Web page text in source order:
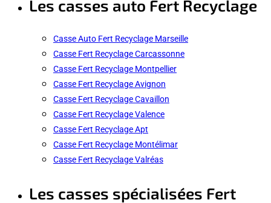
Les casses auto Fert Recyclage
Casse Auto Fert Recyclage Marseille
Casse Fert Recyclage Carcassonne
Casse Fert Recyclage Montpellier
Casse Fert Recyclage Avignon
Casse Fert Recyclage Cavaillon
Casse Fert Recyclage Valence
Casse Fert Recyclage Apt
Casse Fert Recyclage Montélimar
Casse Fert Recyclage Valréas
Les casses spécialisées Fert